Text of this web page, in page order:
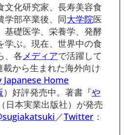
文化研究家、長寿美容食
学部卒業後、同大学院医
基礎医学、栄養学、発酵
学ぶ。現在、世界中の食
、各 メディアで活躍して
載から生まれた海外向け
Japanese Home
）好評発売中。著書『や
日本実業出版社）が発売
／Twitter ：